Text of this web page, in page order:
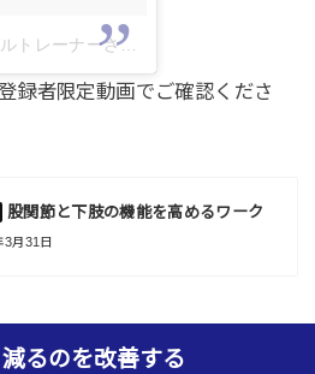
柴 雅仁@治療家パーソナルトレーナーさん(@pt_shiba)がシェアした投稿
録者限定動画でご確認くださ
股関節と下肢の機能を高めるワーク
3月31日
るのを改善する